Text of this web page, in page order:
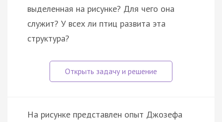
выделенная на рисунке? Для чего она
служит? У всех ли птиц развита эта
структура?
На рисунке представлен опыт Джозефа